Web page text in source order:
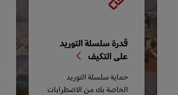
قدرة سلسلة التوريد
على التكيف
حماية سلسلة التوريد
الخاصة بك من الاضطرابات